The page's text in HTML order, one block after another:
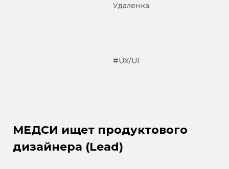
Удаленка
#UX/UI
МЕДСИ ищет продуктового
дизайнера (Lead)